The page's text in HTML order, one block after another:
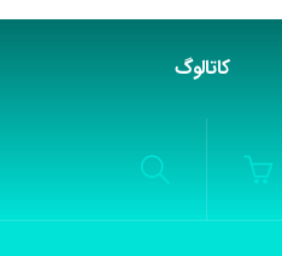
کاتالوگ